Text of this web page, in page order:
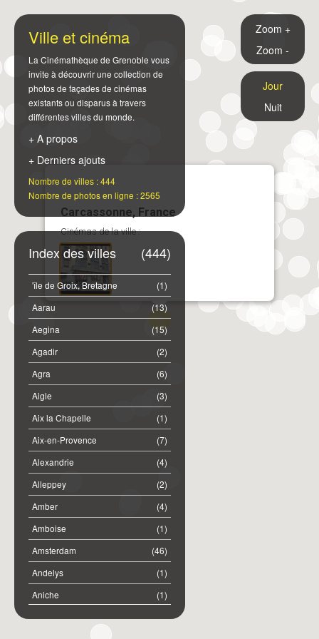
Carcassonne, France
Cinémas de la ville :
Ville et cinéma
La Cinémathèque de Grenoble vous
invite à découvrir une collection de
photos de façades de cinémas
existants ou disparus à travers
différentes villes du monde.
+ A propos
+ Derniers ajouts
Nombre de villes : 444
Nombre de photos en ligne : 2565
(444)
Index des villes
(1)
'île de Groix, Bretagne
(13)
Aarau
(15)
Aegina
(2)
Agadir
(6)
Agra
(3)
Aigle
(1)
Aix la Chapelle
(7)
Aix-en-Provence
(4)
Alexandrie
(2)
Alleppey
(4)
Amber
(1)
Amboise
(46)
Amsterdam
(1)
Andelys
(1)
Aniche
(2)
Annemasse
Zoom +
Zoom -
Jour
Nuit